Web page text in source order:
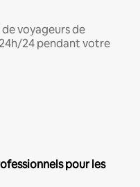
voyageurs de
24 pendant votre
pour les